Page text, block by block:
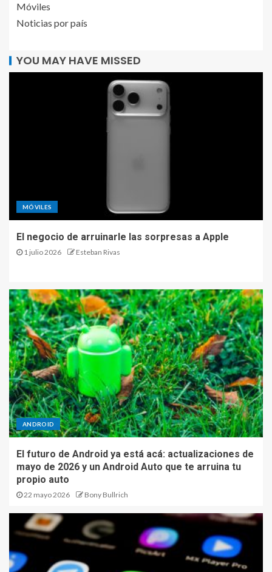
Móviles
Noticias por país
YOU MAY HAVE MISSED
MÓVILES
El negocio de arruinarle las sorpresas a Apple
1 julio 2026 Esteban Rivas
ANDROID
El futuro de Android ya está acá: actualizaciones de
mayo de 2026 y un Android Auto que te arruina tu
propio auto
22 mayo 2026 Bony Bullrich